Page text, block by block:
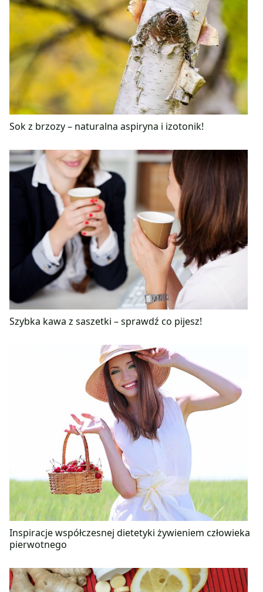
Sok z brzozy – naturalna aspiryna i izotonik!
Szybka kawa z saszetki – sprawdź co pijesz!
Inspiracje współczesnej dietetyki żywieniem człowieka
pierwotnego